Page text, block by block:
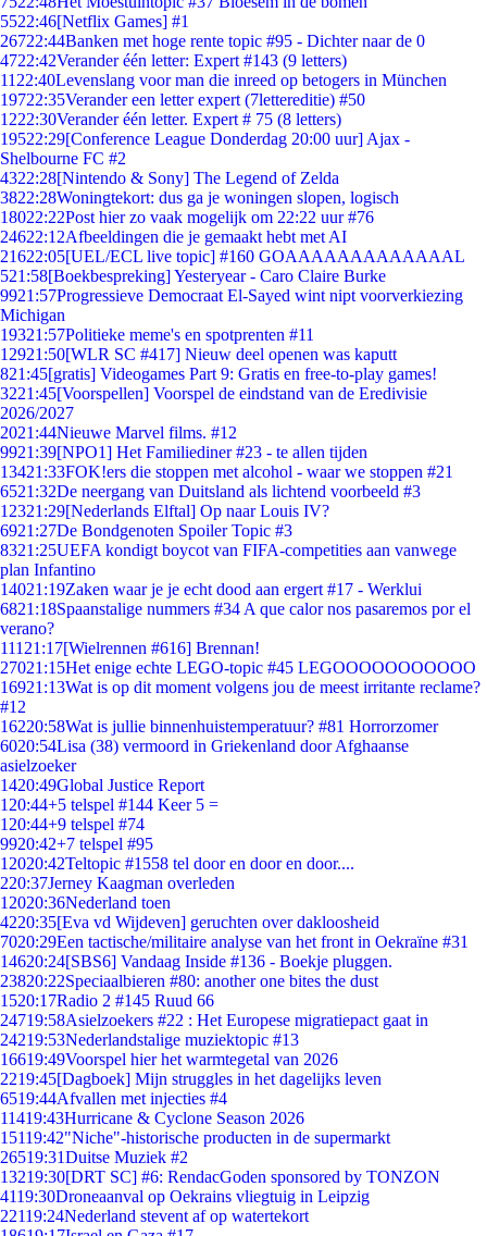
5522:46[Netflix Games] #1
26722:44Banken met hoge rente topic #95 - Dichter naar de 0
4722:42Verander één letter: Expert #143 (9 letters)
11 22:40Levenslang voor man die inreed op betogers in München
19722:35Verander een letter expert (7lettereditie) #50
1222:30Verander één letter. Expert # 75 (8 letters)
19522:29[Conference League Donderdag 20:00 uur] Ajax -
Shelbourne FC #2
4322:28[Nintendo & Sony] The Legend of Zelda
3822:28Woningtekort: dus ga je woningen slopen, logisch
18022:22Post hier zo vaak mogelijk om 22:22 uur #76
24622:12Afbeeldingen die je gemaakt hebt met AI
21622:05[UEL/ECL live topic] #160 GOAAAAAAAAAAAAAL
521:58[Boekbespreking] Yesteryear - Caro Claire Burke
9921:57Progressieve Democraat El-Sayed wint nipt voorverkiezing
Michigan
19321:57Politieke meme's en spotprenten #11
12921:50[WLR SC #417] Nieuw deel openen was kaputt
821:45[gratis] Videogames Part 9: Gratis en free-to-play games!
3221:45[Voorspellen] Voorspel de eindstand van de Eredivisie
2026/2027
2021:44Nieuwe Marvel films. #12
9921:39[NPO1] Het Familiediner #23 - te allen tijden
13421:33FOK!ers die stoppen met alcohol - waar we stoppen #21
6521:32De neergang van Duitsland als lichtend voorbeeld #3
12321:29[Nederlands Elftal] Op naar Louis IV?
6921:27De Bondgenoten Spoiler Topic #3
8321:25UEFA kondigt boycot van FIFA-competities aan vanwege
plan Infantino
14021:19Zaken waar je je echt dood aan ergert #17 - Werklui
6821:18Spaanstalige nummers #34 A que calor nos pasaremos por el
verano?
111 21:17[Wielrennen #616] Brennan!
27021:15Het enige echte LEGO-topic #45 LEGOOOOOOOOOOO
16921:13Wat is op dit moment volgens jou de meest irritante reclame?
#12
16220:58Wat is jullie binnenhuistemperatuur? #81 Horrorzomer
6020:54Lisa (38) vermoord in Griekenland door Afghaanse
asielzoeker
1420:49Global Justice Report
1 20:44+5 telspel #144 Keer 5 =
1 20:44+9 telspel #74
9920:42+7 telspel #95
12020:42Teltopic #1558 tel door en door en door....
220:37Jerney Kaagman overleden
12020:36Nederland toen
4220:35[Eva vd Wijdeven] geruchten over dakloosheid
7020:29Een tactische/militaire analyse van het front in Oekraïne #31
14620:24[SBS6] Vandaag Inside #136 - Boekje pluggen.
23820:22Speciaalbieren #80: another one bites the dust
1520:17Radio 2 #145 Ruud 66
24719:58Asielzoekers #22 : Het Europese migratiepact gaat in
24219:53Nederlandstalige muziektopic #13
16619:49Voorspel hier het warmtegetal van 2026
2219:45[Dagboek] Mijn struggles in het dagelijks leven
6519:44Afvallen met injecties #4
11419:43Hurricane & Cyclone Season 2026
15119:42"Niche"-historische producten in de supermarkt
26519:31Duitse Muziek #2
13219:30[DRT SC] #6: RendacGoden sponsored by TONZON
4119:30Droneaanval op Oekrains vliegtuig in Leipzig
22119:24Nederland stevent af op watertekort